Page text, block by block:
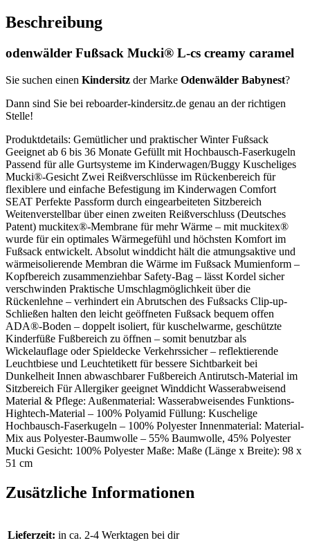
Beschreibung
odenwälder Fußsack Mucki® L-cs creamy caramel
Sie suchen einen Kindersitz der Marke Odenwälder Babynest?
Dann sind Sie bei reboarder-kindersitz.de genau an der richtigen
Stelle!
Produktdetails: Gemütlicher und praktischer Winter Fußsack
Geeignet ab 6 bis 36 Monate Gefüllt mit Hochbausch-Faserkugeln
Passend für alle Gurtsysteme im Kinderwagen/Buggy Kuscheliges
Mucki®-Gesicht Zwei Reißverschlüsse im Rückenbereich für
flexiblere und einfache Befestigung im Kinderwagen Comfort
SEAT Perfekte Passform durch eingearbeiteten Sitzbereich
Weitenverstellbar über einen zweiten Reißverschluss (Deutsches
Patent) muckitex®-Membrane für mehr Wärme – mit muckitex®
wurde für ein optimales Wärmegefühl und höchsten Komfort im
Fußsack entwickelt. Absolut winddicht hält die atmungsaktive und
wärmeisolierende Membran die Wärme im Fußsack Mumienform –
Kopfbereich zusammenziehbar Safety-Bag – lässt Kordel sicher
verschwinden Praktische Umschlagmöglichkeit über die
Rückenlehne – verhindert ein Abrutschen des Fußsacks Clip-up-
Schließen halten den leicht geöffneten Fußsack bequem offen
ADA®-Boden – doppelt isoliert, für kuschelwarme, geschützte
Kinderfüße Fußbereich zu öffnen – somit benutzbar als
Wickelauflage oder Spieldecke Verkehrssicher – reflektierende
Leuchtbiese und Leuchtetikett für bessere Sichtbarkeit bei
Dunkelheit Innen abwaschbarer Fußbereich Antirutsch-Material im
Sitzbereich Für Allergiker geeignet Winddicht Wasserabweisend
Material & Pflege: Außenmaterial: Wasserabweisendes Funktions-
Hightech-Material – 100% Polyamid Füllung: Kuschelige
Hochbausch-Faserkugeln – 100% Polyester Innenmaterial: Material-
Mix aus Polyester-Baumwolle – 55% Baumwolle, 45% Polyester
Mucki Gesicht: 100% Polyester Maße: Maße (Länge x Breite): 98 x
51 cm
Zusätzliche Informationen
Lieferzeit: in ca. 2-4 Werktagen bei dir